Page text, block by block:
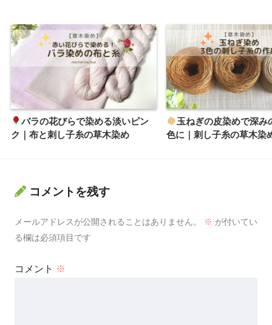
バラの花びらで染める淡いピン
ク｜布と刺し子糸の草木染め
玉ねぎの皮染めで深み
色に｜刺し子糸の草木染
コメントを残す
メールアドレスが公開されることはありません。 ※ が付いてい
る欄は必須項目です
コメント ※